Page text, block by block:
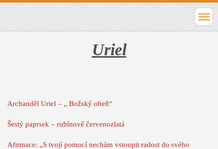
Uriel
Archanděl Uriel – „ Božský oheň“
Šestý paprsek – rubínově červenozlatá
Afirmace: „S tvojí pomocí nechám vstoupit radost do svého